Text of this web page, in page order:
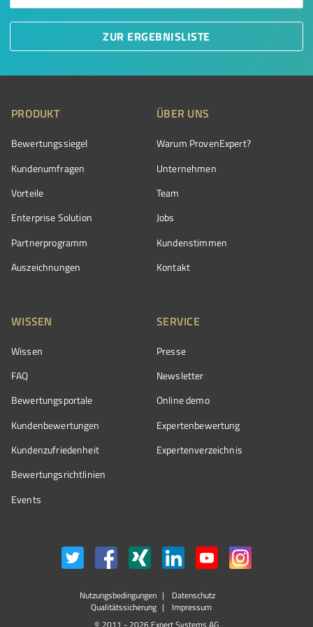
ZUR ERGEBNISLISTE
PRODUKT
Bewertungssiegel
Kundenumfragen
Vorteile
Enterprise Solution
Partnerprogramm
Auszeichnungen
ÜBER UNS
Warum ProvenExpert?
Unternehmen
Team
Jobs
Kundenstimmen
Kontakt
WISSEN
Wissen
FAQ
Bewertungsportale
Kundenbewertungen
Kundenzufriedenheit
Bewertungs­richtlinien
Events
SERVICE
Presse
Newsletter
Online demo
Expertenbewertung
Expertenverzeichnis
Nutzungsbedingungen
Datenschutz
Qualitätssicherung
Impressum